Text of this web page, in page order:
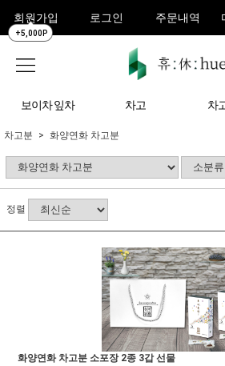
회원가입
+5,000P
로그인 주문내역
보이차 잎차 차고 차
차고분 화양연화 차고분
정렬
화양연화 차고분 소포장 2종 3갑 선물